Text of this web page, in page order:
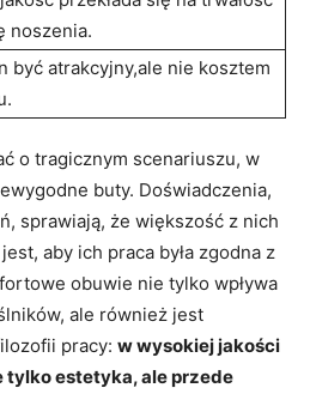
noszenia.
być atrakcyjny,ale nie kosztem
o tragicznym scenariuszu, w
buty. Doświadczenia,
sprawiają, że większość z nich
aby ich praca była zgodna z
obuwie nie tylko wpływa
ale również jest
pracy: w wysokiej jakości
tylko estetyka, ale przede